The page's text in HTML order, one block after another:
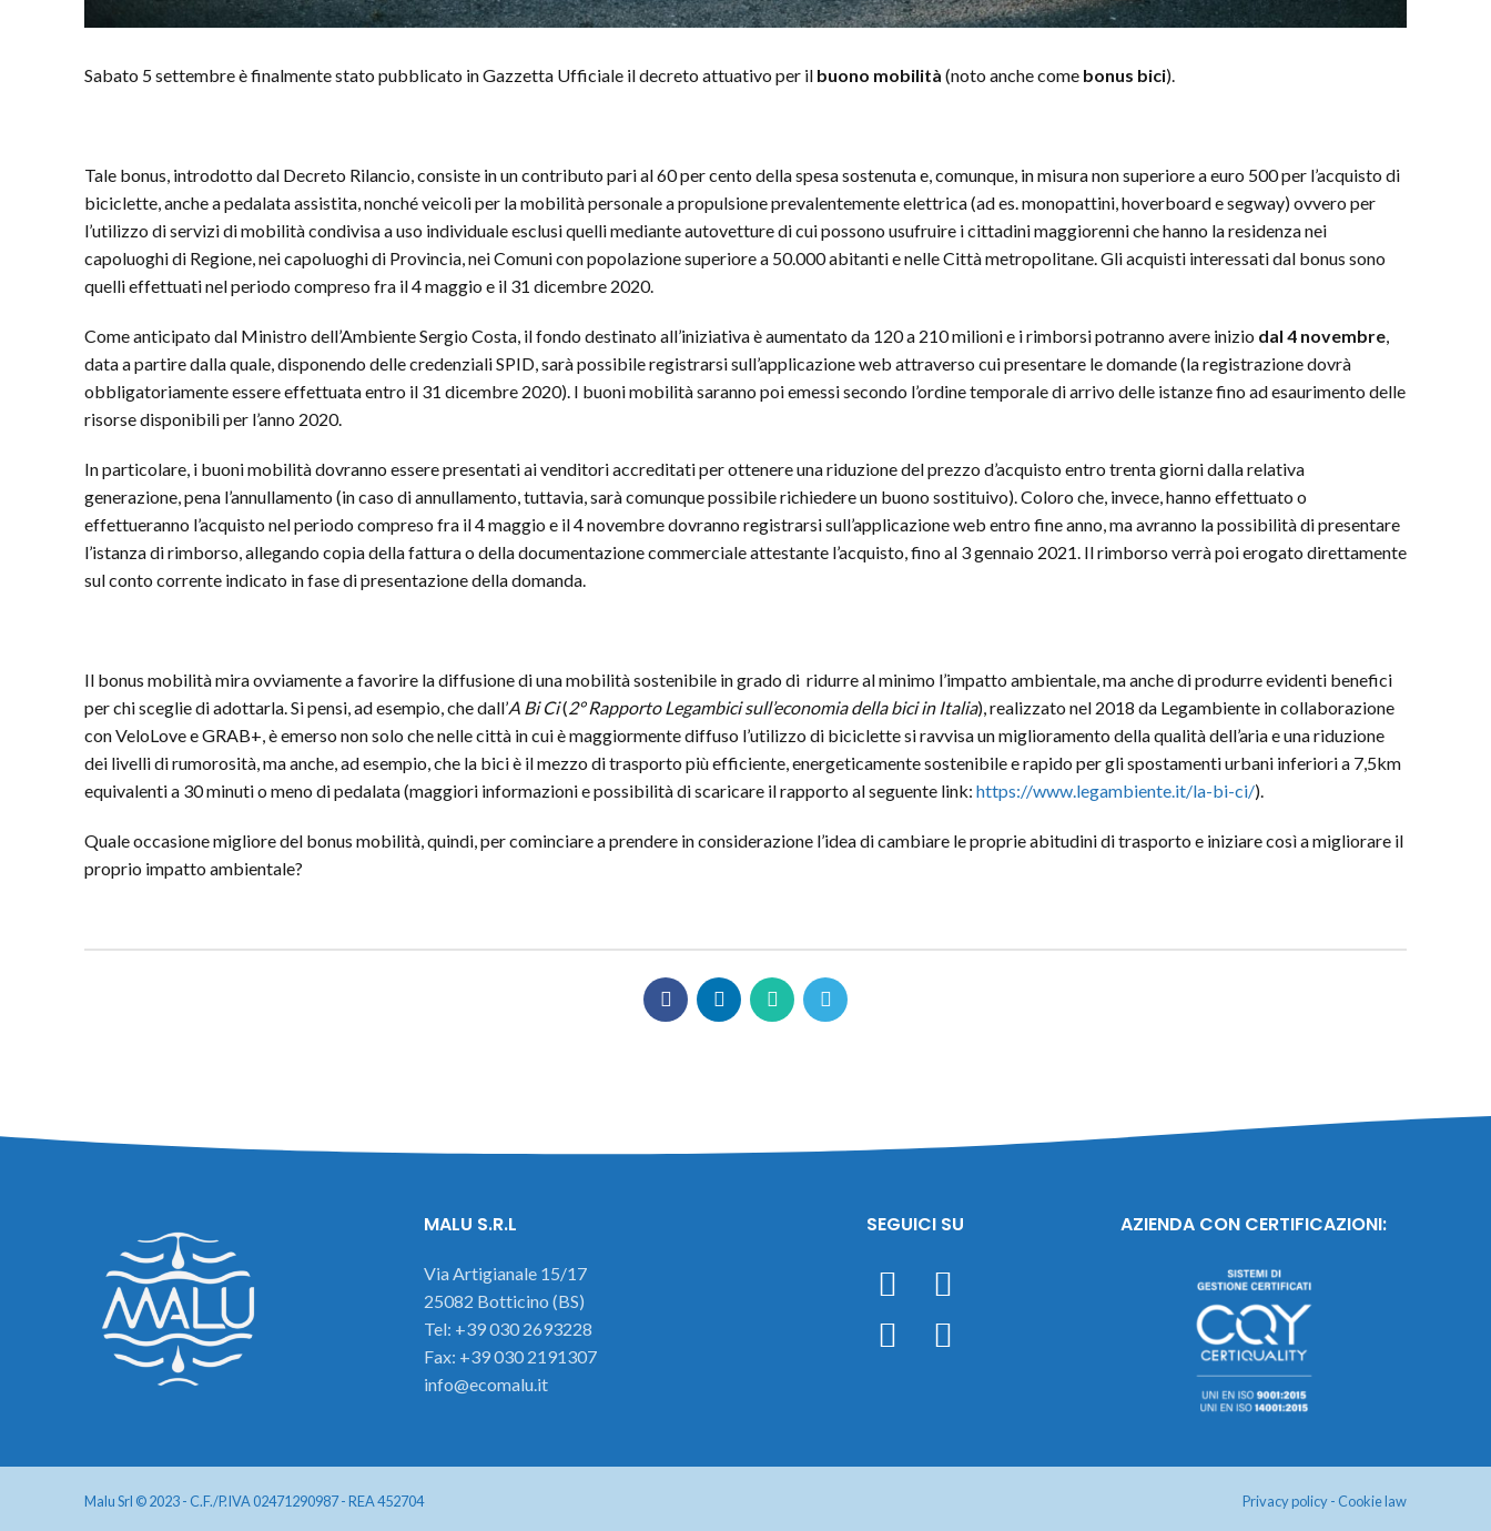
Sabato 5 settembre è finalmente stato pubblicato in Gazzetta Ufficiale il decreto attuativo per il buono mobilità (noto anche come bonus bici).
Tale bonus, introdotto dal Decreto Rilancio, consiste in un contributo pari al 60 per cento della spesa sostenuta e, comunque, in misura non superiore a euro 500 per l’acquisto di
biciclette, anche a pedalata assistita, nonché veicoli per la mobilità personale a propulsione prevalentemente elettrica (ad es. monopattini, hoverboard e segway) ovvero per
l’utilizzo di servizi di mobilità condivisa a uso individuale esclusi quelli mediante autovetture di cui possono usufruire i cittadini maggiorenni che hanno la residenza nei
capoluoghi di Regione, nei capoluoghi di Provincia, nei Comuni con popolazione superiore a 50.000 abitanti e nelle Città metropolitane. Gli acquisti interessati dal bonus sono
quelli effettuati nel periodo compreso fra il 4 maggio e il 31 dicembre 2020.
Come anticipato dal Ministro dell’Ambiente Sergio Costa, il fondo destinato all’iniziativa è aumentato da 120 a 210 milioni e i rimborsi potranno avere inizio dal 4 novembre
data a partire dalla quale, disponendo delle credenziali SPID, sarà possibile registrarsi sull’applicazione web attraverso cui presentare le domande (la registrazione dovrà
obbligatoriamente essere effettuata entro il 31 dicembre 2020). I buoni mobilità saranno poi emessi secondo l’ordine temporale di arrivo delle istanze fino ad esaurimento delle
risorse disponibili per l’anno 2020.
In particolare, i buoni mobilità dovranno essere presentati ai venditori accreditati per ottenere una riduzione del prezzo d’acquisto entro trenta giorni dalla relativa
generazione, pena l’annullamento (in caso di annullamento, tuttavia, sarà comunque possibile richiedere un buono sostituivo). Coloro che, invece, hanno effettuato o
effettueranno l’acquisto nel periodo compreso fra il 4 maggio e il 4 novembre dovranno registrarsi sull’applicazione web entro fine anno, ma avranno la possibilità di presentare
l’istanza di rimborso, allegando copia della fattura o della documentazione commerciale attestante l’acquisto, fino al 3 gennaio 2021. Il rimborso verrà poi erogato direttamente
sul conto corrente indicato in fase di presentazione della domanda.
Il bonus mobilità mira ovviamente a favorire la diffusione di una mobilità sostenibile in grado di ridurre al minimo l’impatto ambientale, ma anche di produrre evidenti benefici
per chi sceglie di adottarla. Si pensi, ad esempio, che dall’A Bi Ci( 2° Rapporto Legambici sull’economia della bici in Italia), realizzato nel 2018 da Legambiente in collaborazione
con VeloLove e GRAB+, è emerso non solo che nelle città in cui è maggiormente diffuso l’utilizzo di biciclette si ravvisa un miglioramento della qualità dell’aria e una riduzione
dei livelli di rumorosità, ma anche, ad esempio, che la bici è il mezzo di trasporto più efficiente, energeticamente sostenibile e rapido per gli spostamenti urbani inferiori a 7,5km
equivalenti a 30 minuti o meno di pedalata (maggiori informazioni e possibilità di scaricare il rapporto al seguente link: https://www.legambiente.it/la-bi-ci/).
Quale occasione migliore del bonus mobilità, quindi, per cominciare a prendere in considerazione l’idea di cambiare le proprie abitudini di trasporto e iniziare così a migliorare il
proprio impatto ambientale?
MALU S.R.L
Via Artigianale 15/17
25082 Botticino (BS)
Tel: +39 030 2693228
Fax: +39 030 2191307
info@ecomalu.it
SEGUICI SU AZIENDA CON CERTIFICAZIONI:
Malu Srl © 2023 - C.F./P.IVA 02471290987 - REA 452704 Privacy policy- Cookie law